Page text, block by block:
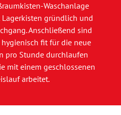
Waschanlage
gründlich und
Anschließend sind
fit für die neue
pro Stunde durchlaufen
mit einem geschlossenen
arbeitet.